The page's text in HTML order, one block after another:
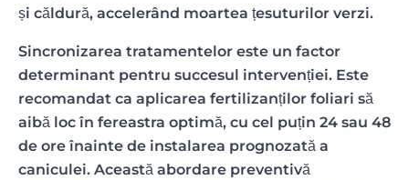
și căldură, accelerând moartea țesuturilor verzi.
Sincronizarea tratamentelor este un factor
determinant pentru succesul intervenției. Este
recomandat ca aplicarea fertilizanților foliari să
aibă loc în fereastra optimă, cu cel puțin 24 sau 48
de ore înainte de instalarea prognozată a
caniculei. Această abordare preventivă